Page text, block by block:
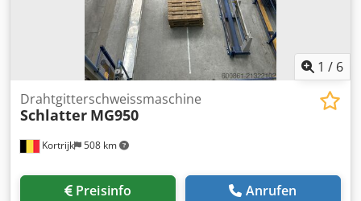
1 / 6
Kortrijk 508 km
Drahtgitterschweissmaschine
Schlatter MG950
Preisinfo Anrufen